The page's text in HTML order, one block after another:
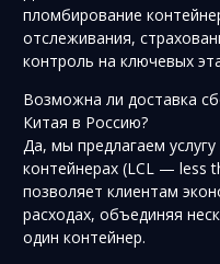
пломбирование
отслеживания,
контроль на ключевых
Возможна ли доставка
Китая в Россию?
Да, мы предлагаем
контейнерах (LCL — less
позволяет клиентам
расходах, объединяя
один контейнер.